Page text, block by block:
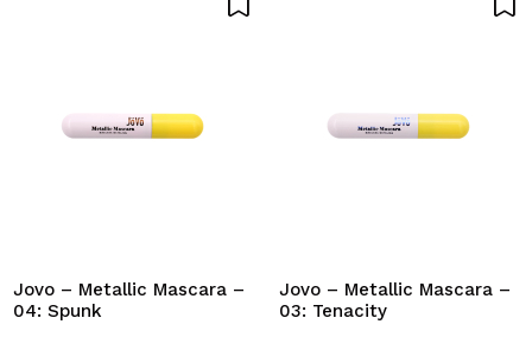
Jovo – Metallic Mascara –
04: Spunk
Jovo – Metallic Mascara –
03: Tenacity